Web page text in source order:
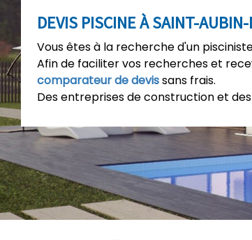
DEVIS PISCINE À SAINT-
Vous êtes à la recherche d'un
Afin de faciliter vos recherches et
comparateur de devissans frais.
Des entreprises de construction et